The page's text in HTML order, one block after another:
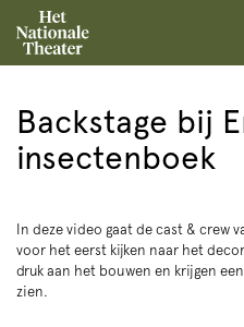
Backstage bij
insectenboek
In deze video gaat de cast & crew
voor het eerst kijken naar het
druk aan het bouwen en krijgen
zien.